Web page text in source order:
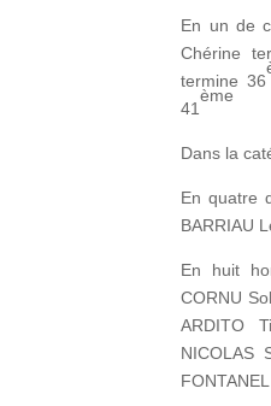
En un de
Chérine
termine 36
41
ème
Dans la
En quatre
BARRIAU
En huit
CORNU
ARDITO
NICOLAS